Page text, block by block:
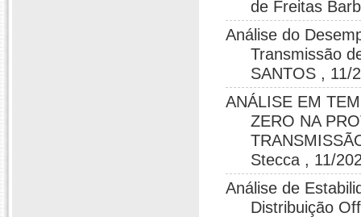
de Freitas
Análise do
Transmissão
SANTOS , 11/
ANÁLISE EM
ZERO NA
Stecca , 11/
Análise de
Distribuição